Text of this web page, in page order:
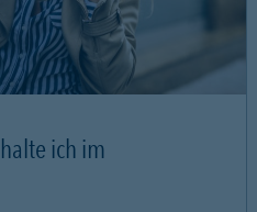
ich im